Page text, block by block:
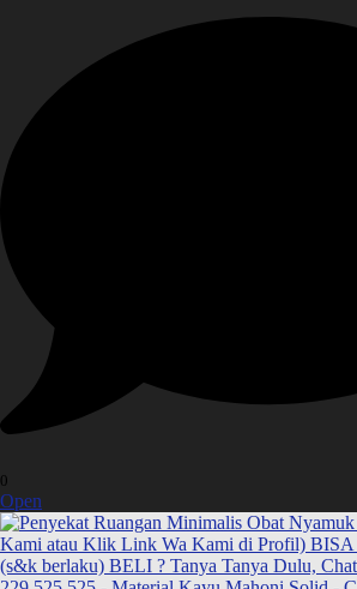
0
Open